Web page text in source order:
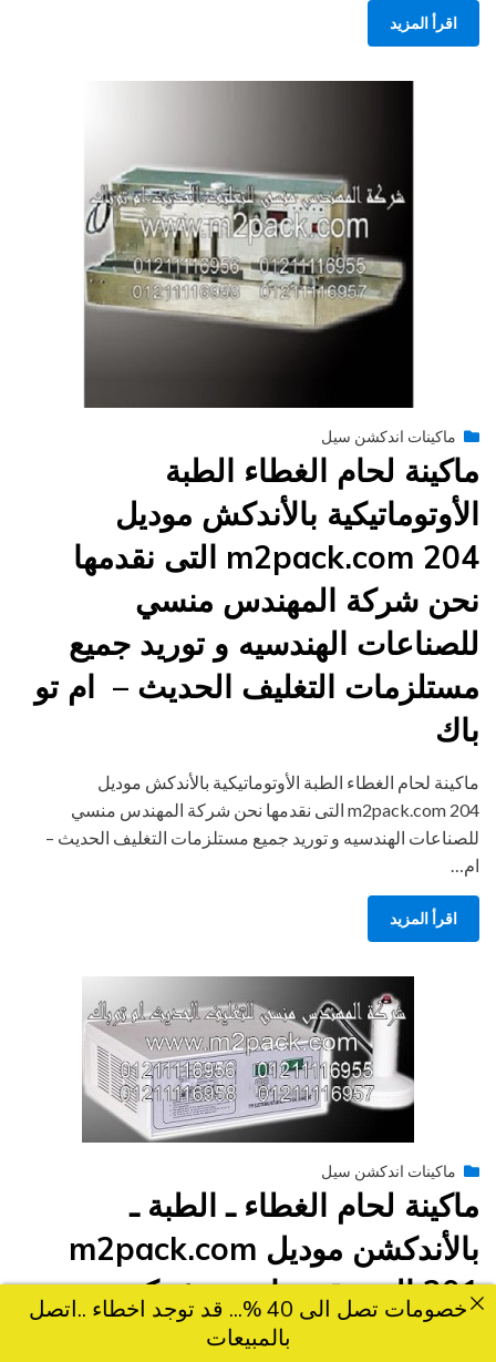
اقرأ المزيد
byengmansyPosted
فبراير 10, 2015
ماكينات اندكشن سيل
ماكينة لحام الغطاء الطبة
الأوتوماتيكية بالأندكش موديل
m2pack.com 204 التى نقدمها
نحن شركة المهندس منسي
للصناعات الهندسيه و توريد جميع
مستلزمات التغليف الحديث – ام تو
باك
ماكينة لحام الغطاء الطبة الأوتوماتيكية بالأندكش موديل
m2pack.com 204 التى نقدمها نحن شركة المهندس منسي
للصناعات الهندسيه و توريد جميع مستلزمات التغليف الحديث –
ام…
اقرأ المزيد
byengmansyPosted
فبراير 10, 2015
ماكينات اندكشن سيل
ماكينة لحام الغطاء ـ الطبة ـ
بالأندكشن موديل m2pack.com
201 التى نقدمها نحن شركة
المهندس منسي للصناعات الهندسيه
خصومات تصل الى 40 %... قد توجد اخطاء ..اتصل
بالمبيعات